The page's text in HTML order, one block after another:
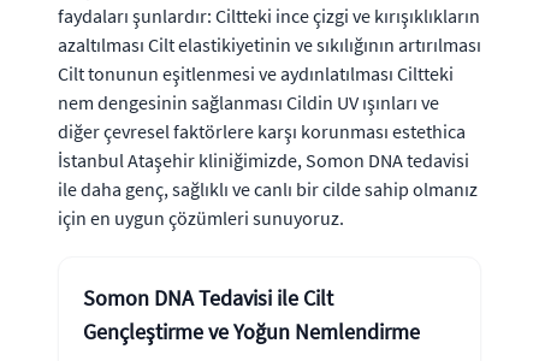
faydaları şunlardır: Ciltteki ince çizgi ve kırışıklıkların
azaltılması Cilt elastikiyetinin ve sıkılığının artırılması
Cilt tonunun eşitlenmesi ve aydınlatılması Ciltteki
nem dengesinin sağlanması Cildin UV ışınları ve
diğer çevresel faktörlere karşı korunması estethica
İstanbul Ataşehir kliniğimizde, Somon DNA tedavisi
ile daha genç, sağlıklı ve canlı bir cilde sahip olmanız
için en uygun çözümleri sunuyoruz.
Somon DNA Tedavisi ile Cilt
Gençleştirme ve Yoğun Nemlendirme